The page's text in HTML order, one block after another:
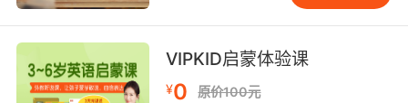
留在机械记忆层面。VIPKID研发的语法思维导图
工具，将时态体系转化为树状图，配合《哈利波
特》原著中的魔法事件进行时态标注。例如用现
在完成时分析哈利额头疤痕的形成过程，用过去
VIPKID启蒙体验课
¥0 原价100元